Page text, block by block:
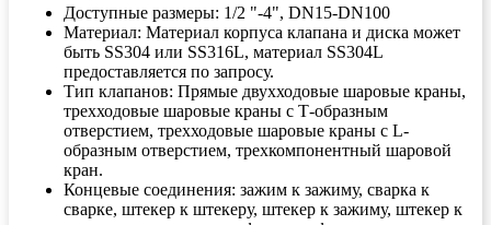
Доступные размеры: 1/2 "-4", DN15-DN100
Материал: Материал корпуса клапана и диска может
быть SS304 или SS316L, материал SS304L
предоставляется по запросу.
Тип клапанов: Прямые двухходовые шаровые краны,
трехходовые шаровые краны с Т-образным
отверстием, трехходовые шаровые краны с L-
образным отверстием, трехкомпонентный шаровой
кран.
Концевые соединения: зажим к зажиму, сварка к
сварке, штекер к штекеру, штекер к зажиму, штекер к